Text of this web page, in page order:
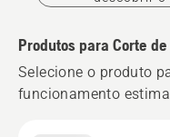
Produtos para Corte
Selecione o produto
funcionamento